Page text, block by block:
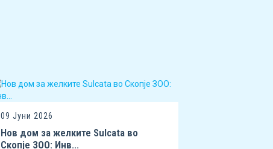
09 Јуни 2026
Нов дом за желките Sulcata во
Скопје ЗОО: Инв...